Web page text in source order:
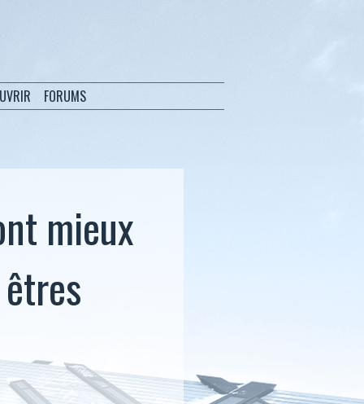
FORUMS
mieux